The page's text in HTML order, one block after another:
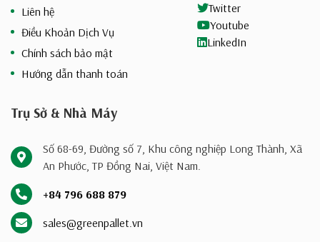
Liên hệ
Điều Khoản Dịch Vụ
Chính sách bảo mật
Hướng dẫn thanh toán
Twitter
Youtube
LinkedIn
Trụ Sở & Nhà Máy
Số 68-69, Đường số 7, Khu công nghiệp Long Thành, Xã
An Phước, TP Đồng Nai, Việt Nam.
+84 796 688 879
sales@greenpallet.vn